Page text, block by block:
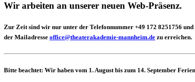
Wir arbeiten an unserer neuen Web-Präsenz.
Zur Zeit sind wir nur unter der Telefonnummer +49 172 8251756 und
der Mailadresse office@theaterakademie-mannheim.de zu erreichen.
Bitte beachtet: Wir haben vom 1. August bis zum 14. September